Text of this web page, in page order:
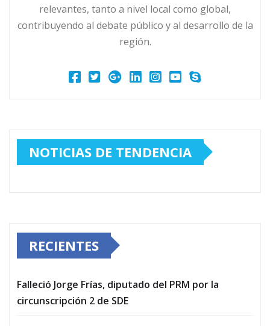
relevantes, tanto a nivel local como global,
contribuyendo al debate público y al desarrollo de la
región.
NOTICIAS DE TENDENCIA
RECIENTES
Falleció Jorge Frías, diputado del PRM por la
circunscripción 2 de SDE